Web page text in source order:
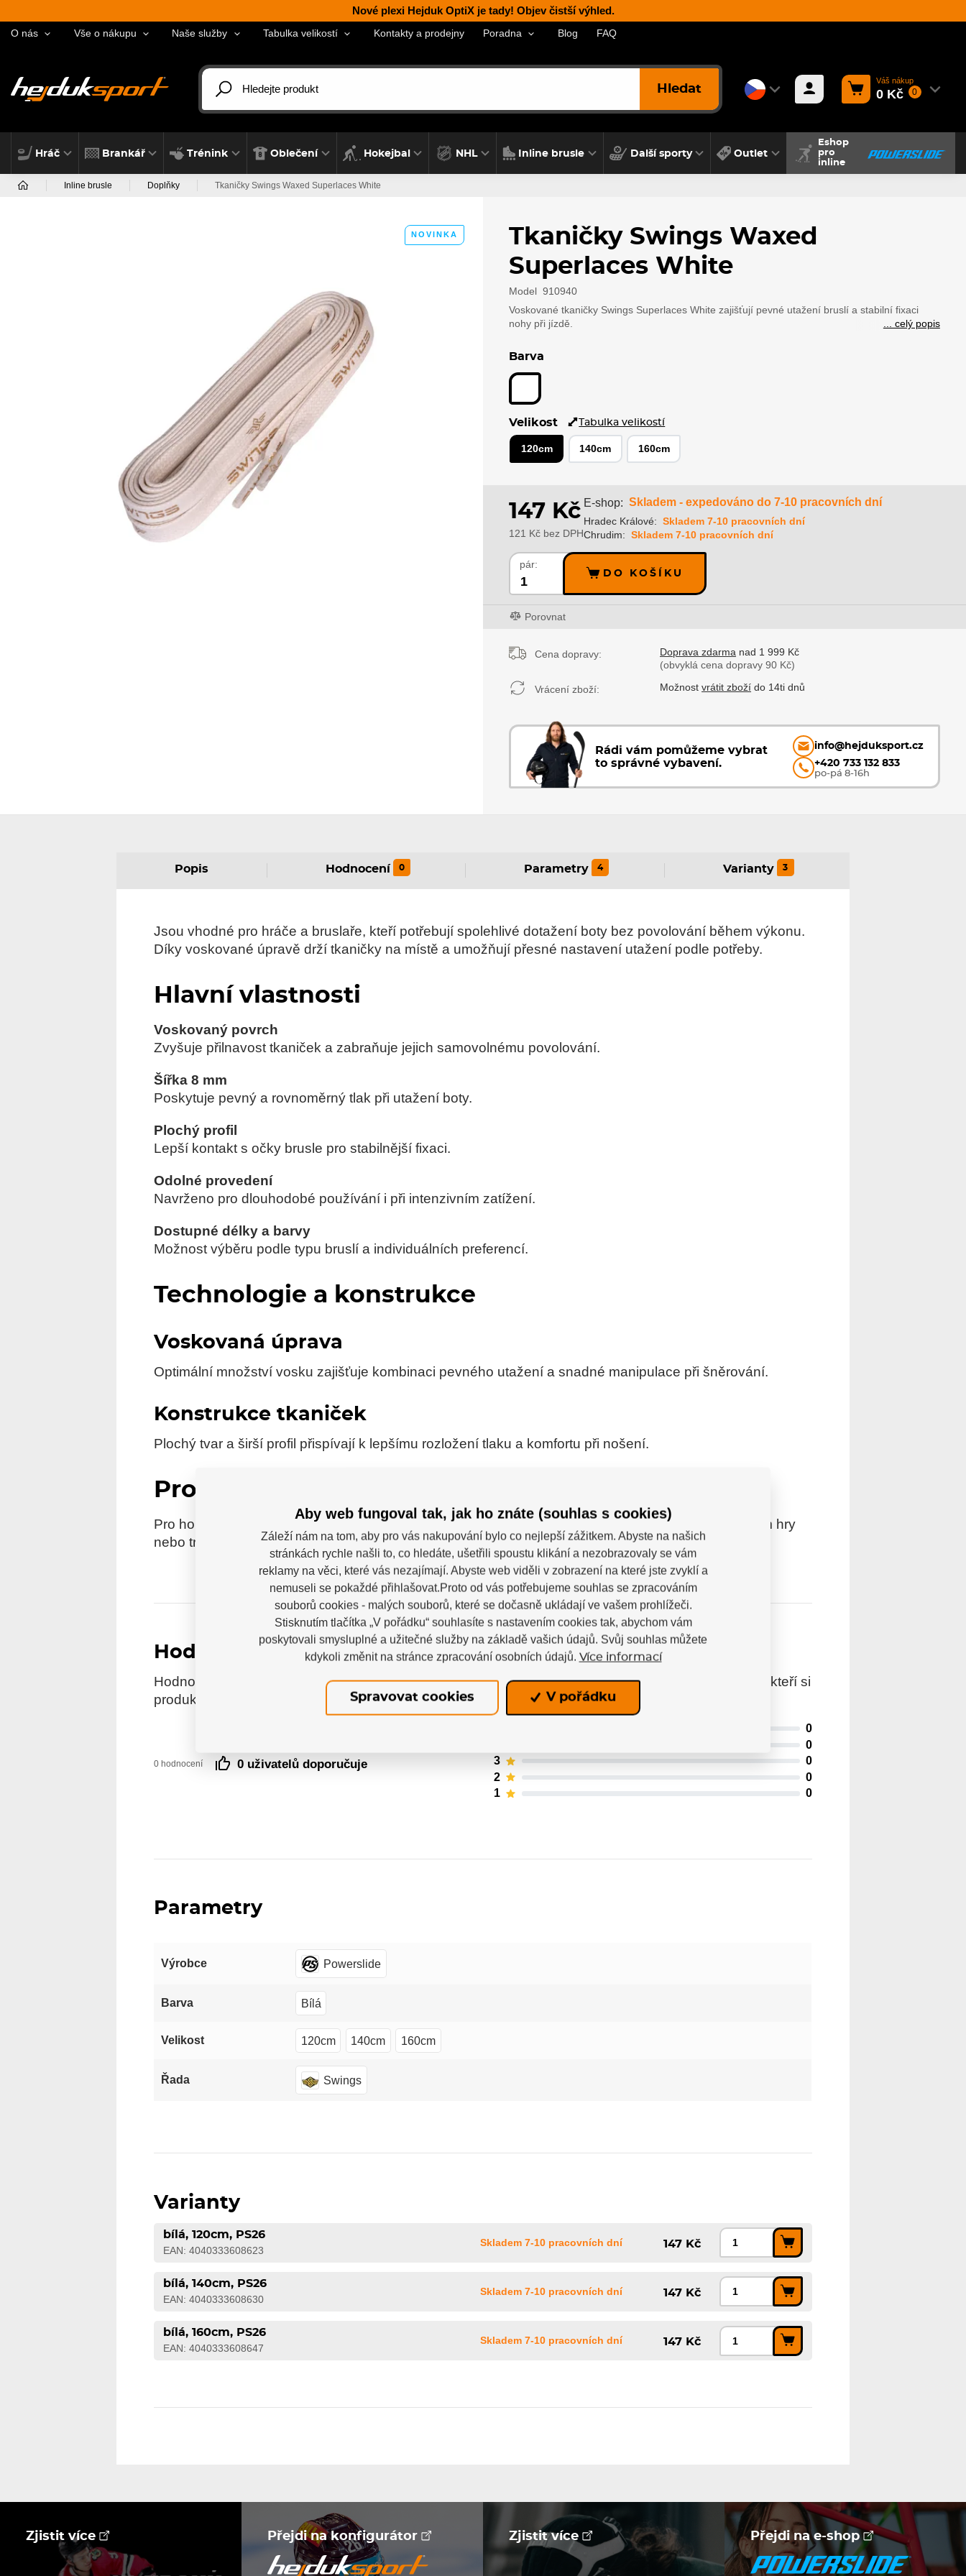
Nové plexi Hejduk OptiX je tady! Objev čistší výhled.
O nás Vše o nákupu Naše služby Tabulka velikostí Kontakty a prodejny Poradna Blog FAQ
Hledat
Váš nákup
0 Kč 0
Hráč Brankář Trénink Oblečení Hokejbal NHL Inline brusle Další sporty Outlet
Eshop
pro
inline
Inline brusle Doplňky Tkaničky Swings Waxed Superlaces White
NOVINKA
Tkaničky Swings Waxed
Superlaces White
Model 910940
Voskované tkaničky Swings Superlaces White zajišťují pevné utažení bruslí a stabilní fixaci
nohy při jízdě.
... celý popis
Barva
Velikost Tabulka velikostí
120cm 140cm 160cm
147 Kč
121 Kč bez DPH
E-shop: Skladem - expedováno do 7-10 pracovních dní
Hradec Králové: Skladem 7-10 pracovních dní
Chrudim: Skladem 7-10 pracovních dní
pár:
DO KOŠÍKU
Porovnat
Cena dopravy: Doprava zdarma nad 1 999 Kč
(obvyklá cena dopravy 90 Kč)
Vrácení zboží: Možnostvrátit zboží do 14ti dnů
Rádi vám pomůžeme vybrat
to správné vybavení.
info@hejduksport.cz
+420 733 132 833
po-pá 8-16h
Popis Hodnocení 0 Parametry 4 Varianty 3
Jsou vhodné pro hráče a bruslaře, kteří potřebují spolehlivé dotažení boty bez povolování během výkonu.
Díky voskované úpravě drží tkaničky na místě a umožňují přesné nastavení utažení podle potřeby.
Hlavní vlastnosti
Voskovaný povrch
Zvyšuje přilnavost tkaniček a zabraňuje jejich samovolnému povolování.
Šířka 8 mm
Poskytuje pevný a rovnoměrný tlak při utažení boty.
Plochý profil
Lepší kontakt s očky brusle pro stabilnější fixaci.
Odolné provedení
Navrženo pro dlouhodobé používání i při intenzivním zatížení.
Dostupné délky a barvy
Možnost výběru podle typu bruslí a individuálních preferencí.
Technologie a konstrukce
Voskovaná úprava
Optimální množství vosku zajišťuje kombinaci pevného utažení a snadné manipulace při šněrování.
Konstrukce tkaniček
Plochý tvar a širší profil přispívají k lepšímu rozložení tlaku a komfortu při nošení.
Pro koho je produkt určen
Pro hokejisty a bruslaře, kteří chtějí pevné, stabilní a spolehlivé utažení bruslí bez povolování během hry
nebo tréninku.
Hodnocení
Hodnocení pochází od ověřených uživatelů. Hodnotit produkty mohou pouze registrovaní uživatelé, kteří si
produkt reálně zakoupili.
0 hodnocení 0 uživatelů doporučuje
0
0
3
0
2
0
1
0
Parametry
Výrobce Powerslide
Barva Bílá
Velikost 120cm 140cm 160cm
Řada Swings
Varianty
bílá, 120cm, PS26
EAN: 4040333608623
Skladem 7-10 pracovních dní 147 Kč
bílá, 140cm, PS26
EAN: 4040333608630
Skladem 7-10 pracovních dní 147 Kč
bílá, 160cm, PS26
EAN: 4040333608647
Skladem 7-10 pracovních dní 147 Kč
Zjistit více Přejdi na konfigurátor Zjistit více Přejdi na e-shop
Aby web fungoval tak, jak ho znáte (souhlas s cookies)
Záleží nám na tom, aby pro vás nakupování bylo co nejlepší zážitkem. Abyste na našich
stránkách rychle našli to, co hledáte, ušetřili spoustu klikání a nezobrazovaly se vám
reklamy na věci, které vás nezajímají. Abyste web viděli v zobrazení na které jste zvyklí a
nemuseli se pokaždé přihlašovat.Proto od vás potřebujeme souhlas se zpracováním
souborů cookies - malých souborů, které se dočasně ukládají ve vašem prohlížeči.
Stisknutím tlačítka „V pořádku“ souhlasíte s nastavením cookies tak, abychom vám
poskytovali smysluplné a užitečné služby na základě vašich údajů. Svůj souhlas můžete
kdykoli změnit na stránce zpracování osobních údajů. Více informací
Spravovat cookies V pořádku